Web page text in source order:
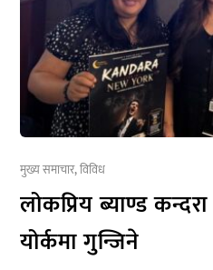
मुख्य समाचार,विविध
लोकप्रिय ब्याण्ड
योर्कमा गुन्जिने